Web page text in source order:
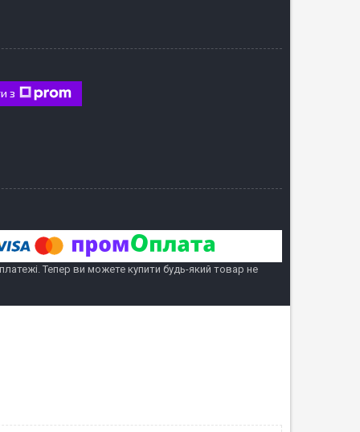
з
Тепер ви можете купити будь-який товар не